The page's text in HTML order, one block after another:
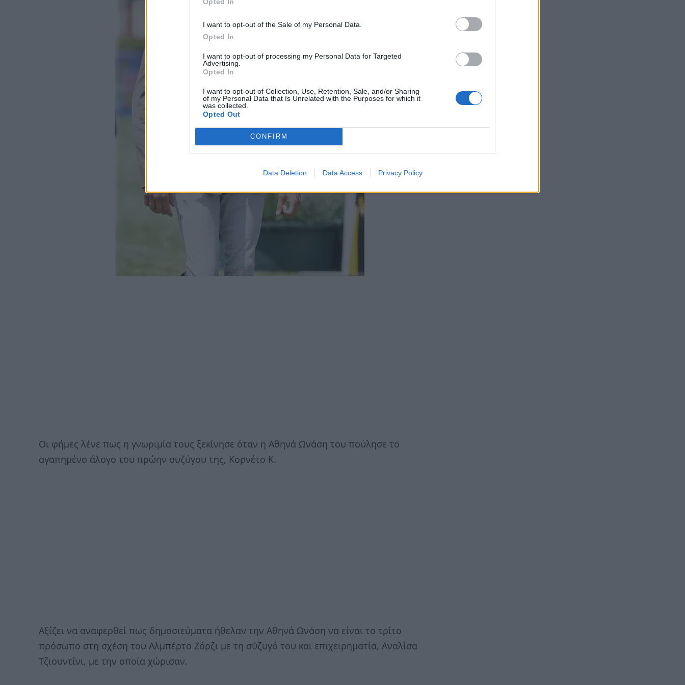
I want to opt-out of the Sale of my Personal Data.
Opted In
I want to opt-out of processing my Personal Data for Targeted
Advertising.
Opted In
I want to opt-out of Collection, Use, Retention, Sale, and/or Sharing
of my Personal Data that Is Unrelated with the Purposes for which it
was collected.
Opted Out
CONFIRM
Data Deletion Data Access Privacy Policy
Οι φήμες λένε πως η γνωριμία τους ξεκίνησε όταν η Αθηνά Ωνάση του πούλησε το
αγαπημένο άλογο του πρώην συζύγου της, Κορνέτο Κ.
Αξίζει να αναφερθεί πως δημοσιεύματα ήθελαν την Αθηνά Ωνάση να είναι το τρίτο
πρόσωπο στη σχέση του Αλμπέρτο Ζόρζι με τη σύζυγό του και επιχειρηματία, Αναλίσα
Τζιουντίνι, με την οποία χώρισαν.